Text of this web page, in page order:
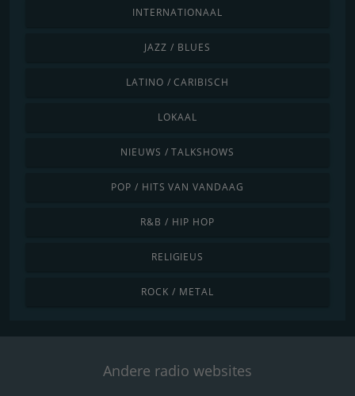
INTERNATIONAAL
JAZZ / BLUES
LATINO / CARIBISCH
LOKAAL
NIEUWS / TALKSHOWS
POP / HITS VAN VANDAAG
R&B / HIP HOP
RELIGIEUS
ROCK / METAL
Andere radio websites